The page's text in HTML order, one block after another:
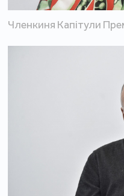
Членкиня Капітули